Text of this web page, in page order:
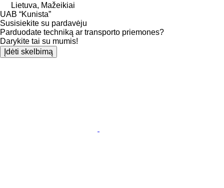
Lietuva, Mažeikiai
UAB “Kunista”
Susisiekite su pardavėju
Parduodate techniką ar transporto priemones?
Darykite tai su mumis!
Įdėti skelbimą